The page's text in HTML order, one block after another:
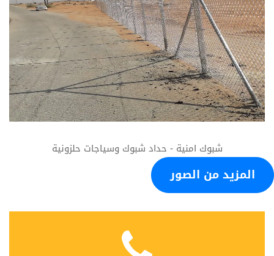
شبوك امنية - حداد شبوك وسياجات حلزونية
المزيد من الصور